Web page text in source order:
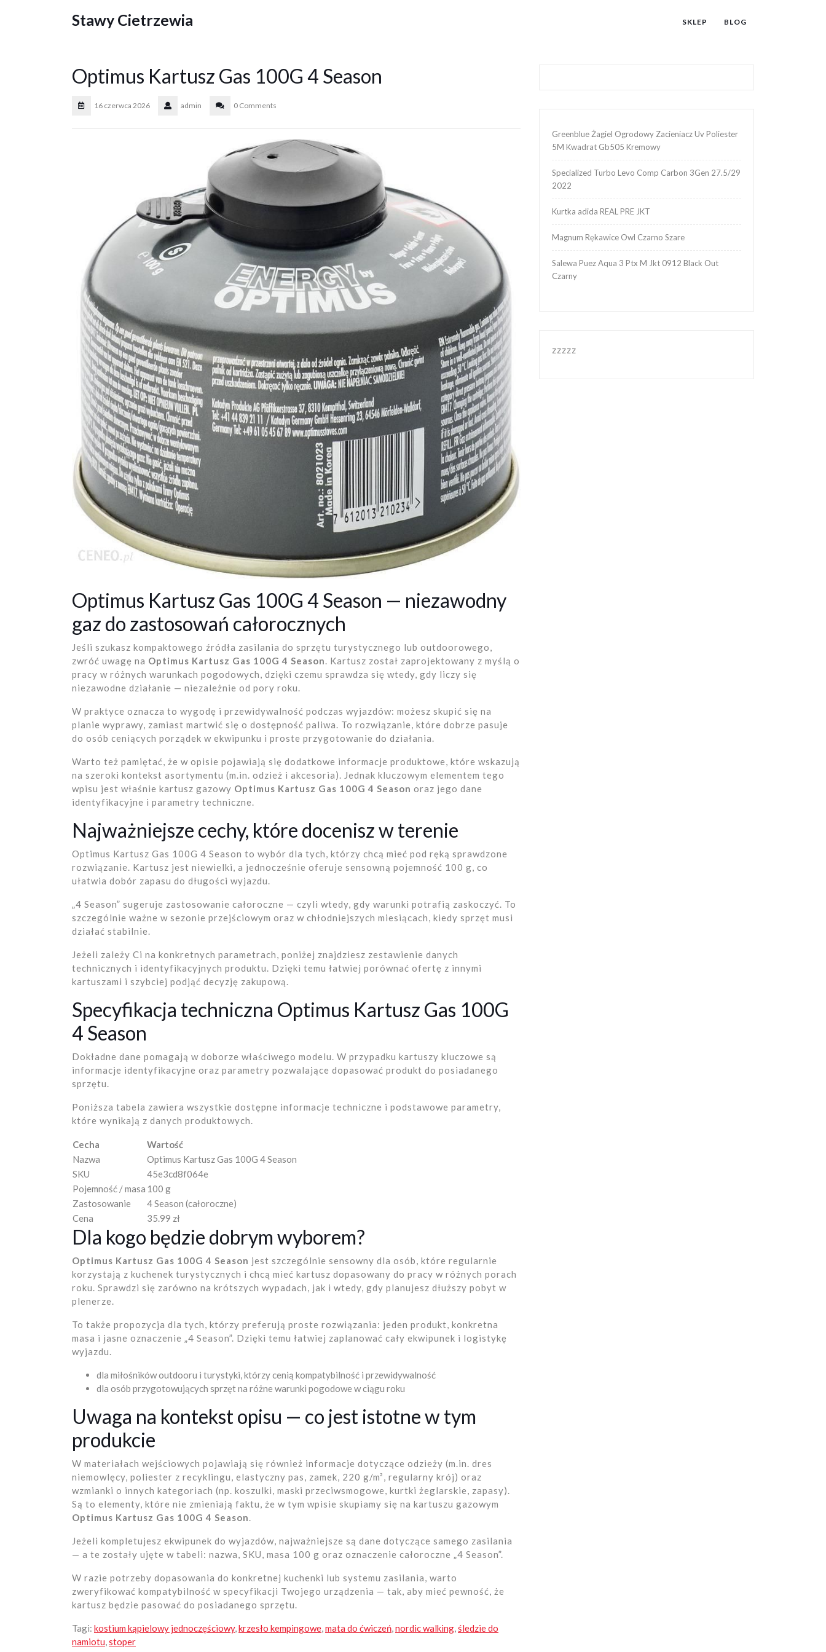
Stawy Cietrzewia SKLEP BLOG
Optimus Kartusz Gas 100G 4 Season
16 czerwca 2026 admin 0 Comments
Optimus Kartusz Gas 100G 4 Season — niezawodny
gaz do zastosowań całorocznych
Jeśli szukasz kompaktowego źródła zasilania do sprzętu turystycznego lub outdoorowego,
zwróć uwagę na Optimus Kartusz Gas 100G 4 Season. Kartusz został zaprojektowany z myślą o
pracy w różnych warunkach pogodowych, dzięki czemu sprawdza się wtedy, gdy liczy się
niezawodne działanie — niezależnie od pory roku.
W praktyce oznacza to wygodę i przewidywalność podczas wyjazdów: możesz skupić się na
planie wyprawy, zamiast martwić się o dostępność paliwa. To rozwiązanie, które dobrze pasuje
do osób ceniących porządek w ekwipunku i proste przygotowanie do działania.
Warto też pamiętać, że w opisie pojawiają się dodatkowe informacje produktowe, które wskazują
na szeroki kontekst asortymentu (m.in. odzież i akcesoria). Jednak kluczowym elementem tego
wpisu jest właśnie kartusz gazowy Optimus Kartusz Gas 100G 4 Season oraz jego dane
identyfikacyjne i parametry techniczne.
Najważniejsze cechy, które docenisz w terenie
Optimus Kartusz Gas 100G 4 Season to wybór dla tych, którzy chcą mieć pod ręką sprawdzone
rozwiązanie. Kartusz jest niewielki, a jednocześnie oferuje sensowną pojemność 100 g, co
ułatwia dobór zapasu do długości wyjazdu.
„4 Season” sugeruje zastosowanie całoroczne — czyli wtedy, gdy warunki potrafią zaskoczyć. To
szczególnie ważne w sezonie przejściowym oraz w chłodniejszych miesiącach, kiedy sprzęt musi
działać stabilnie.
Jeżeli zależy Ci na konkretnych parametrach, poniżej znajdziesz zestawienie danych
technicznych i identyfikacyjnych produktu. Dzięki temu łatwiej porównać ofertę z innymi
kartuszami i szybciej podjąć decyzję zakupową.
Specyfikacja techniczna Optimus Kartusz Gas 100G
4 Season
Dokładne dane pomagają w doborze właściwego modelu. W przypadku kartuszy kluczowe są
informacje identyfikacyjne oraz parametry pozwalające dopasować produkt do posiadanego
sprzętu.
Poniższa tabela zawiera wszystkie dostępne informacje techniczne i podstawowe parametry,
które wynikają z danych produktowych.
Cecha
Wartość
Nazwa
Optimus Kartusz Gas 100G 4 Season
SKU
45e3cd8f064e
Pojemność / masa 100 g
Zastosowanie
4 Season (całoroczne)
Cena
35.99 zł
Dla kogo będzie dobrym wyborem?
Optimus Kartusz Gas 100G 4 Season jest szczególnie sensowny dla osób, które regularnie
korzystają z kuchenek turystycznych i chcą mieć kartusz dopasowany do pracy w różnych porach
roku. Sprawdzi się zarówno na krótszych wypadach, jak i wtedy, gdy planujesz dłuższy pobyt w
plenerze.
To także propozycja dla tych, którzy preferują proste rozwiązania: jeden produkt, konkretna
masa i jasne oznaczenie „4 Season”. Dzięki temu łatwiej zaplanować cały ekwipunek i logistykę
wyjazdu.
dla miłośników outdooru i turystyki, którzy cenią kompatybilność i przewidywalność
dla osób przygotowujących sprzęt na różne warunki pogodowe w ciągu roku
Uwaga na kontekst opisu — co jest istotne w tym
produkcie
W materiałach wejściowych pojawiają się również informacje dotyczące odzieży (m.in. dres
niemowlęcy, poliester z recyklingu, elastyczny pas, zamek, 220 g/m², regularny krój) oraz
wzmianki o innych kategoriach (np. koszulki, maski przeciwsmogowe, kurtki żeglarskie, zapasy).
Są to elementy, które nie zmieniają faktu, że w tym wpisie skupiamy się na kartuszu gazowym
Optimus Kartusz Gas 100G 4 Season.
Jeżeli kompletujesz ekwipunek do wyjazdów, najważniejsze są dane dotyczące samego zasilania
— a te zostały ujęte w tabeli: nazwa, SKU, masa 100 g oraz oznaczenie całoroczne „4 Season”.
W razie potrzeby dopasowania do konkretnej kuchenki lub systemu zasilania, warto
zweryfikować kompatybilność w specyfikacji Twojego urządzenia — tak, aby mieć pewność, że
kartusz będzie pasować do posiadanego sprzętu.
Tagi: kostium kąpielowy jednoczęściowy,krzesło kempingowe,mata do ćwiczeń,nordic walking,śledzie do
namiotu,stoper
Greenblue Żagiel Ogrodowy Zacieniacz Uv Poliester
5M Kwadrat Gb505 Kremowy
Specialized Turbo Levo Comp Carbon 3Gen 27.5/29
2022
Kurtka adida REAL PRE JKT
Magnum Rękawice Owl Czarno Szare
Salewa Puez Aqua 3 Ptx M Jkt 0912 Black Out
Czarny
zzzzz